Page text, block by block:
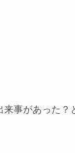
事があった